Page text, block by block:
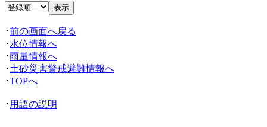
･前の画面へ戻る
･ 水位情報へ
･雨量情報へ
･ 土砂災害警戒避難情報へ
･TOPへ
･ 用語の説明